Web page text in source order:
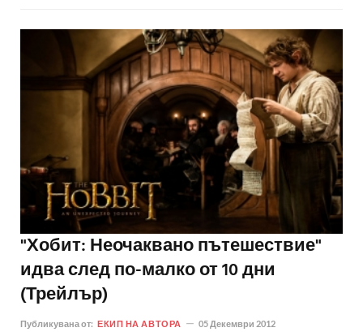
"Хобит: Неочаквано пътешествие"
идва след по-малко от 10 дни
(Трейлър)
Публикувана от: ЕКИП НА АВТОРА 05 Декември 2012